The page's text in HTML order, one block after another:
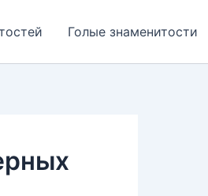
Голые знаменитости